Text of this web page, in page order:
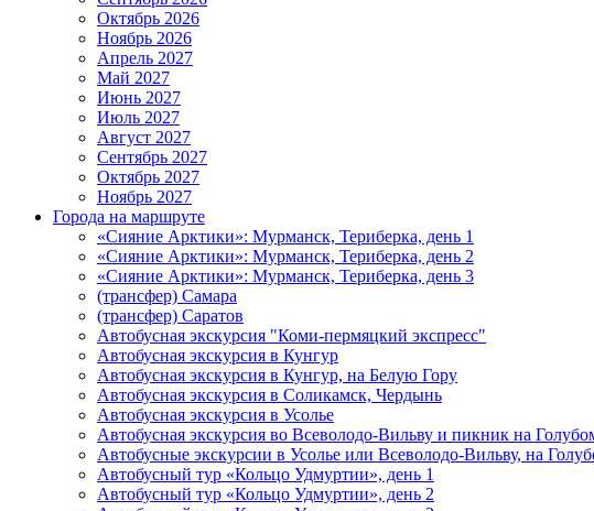
Октябрь 2026
Ноябрь 2026
Апрель 2027
Май 2027
Июнь 2027
Июль 2027
Август 2027
Сентябрь 2027
Октябрь 2027
Ноябрь 2027
Города на маршруте
«Сияние Арктики»: Мурманск, Териберка, день 1
«Сияние Арктики»: Мурманск, Териберка, день 2
«Сияние Арктики»: Мурманск, Териберка, день 3
(трансфер) Самара
(трансфер) Саратов
Автобусная экскурсия "Коми-пермяцкий экспресс"
Автобусная экскурсия в Кунгур
Автобусная экскурсия в Кунгур, на Белую Гору
Автобусная экскурсия в Соликамск, Чердынь
Автобусная экскурсия в Усолье
Автобусная экскурсия во Всеволодо-Вильву и пикник на
Автобусные экскурсии в Усолье или Всеволодо-Вильву, на
Автобусный тур «Кольцо Удмуртии», день 1
Автобусный тур «Кольцо Удмуртии», день 2